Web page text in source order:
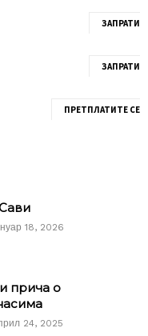
ЗАПРАТИ
ЗАПРАТИ
ПРЕТПЛАТИТЕ СЕ
18, 2026
прича о
24, 2025